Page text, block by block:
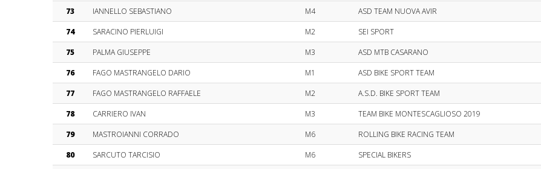
73
IANNELLO SEBASTIANO M4
ASD TEAM NUOVA AVIR
74
SARACINO PIERLUIGI M2
SEI SPORT
75
PALMA GIUSEPPE M3
ASD MTB CASARANO
76
FAGO MASTRANGELO DARIO M1
ASD BIKE SPORT TEAM
77
FAGO MASTRANGELO RAFFAELE M2
A.S.D. BIKE SPORT TEAM
78
CARRIERO IVAN M3
TEAM BIKE MONTESCAGLIOSO 2019
79
MASTROIANNI CORRADO M6
ROLLING BIKE RACING TEAM
80
SARCUTO TARCISIO M6
SPECIAL BIKERS